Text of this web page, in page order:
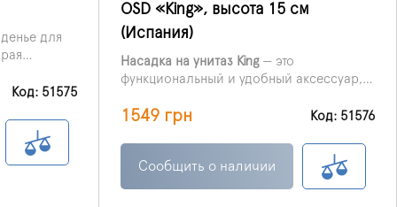
для
Код: 51575
OSD «King», высота 15 см
(Испания)
Насадка на унитаз King— это
функциональный и удобный аксессуар,
использовании санитарного
подходит для людей с ограниченной
подвижностью, пожилых пользователей,
а также для пациентов в период
1549 грн Код: 51576
Сообщить о наличии